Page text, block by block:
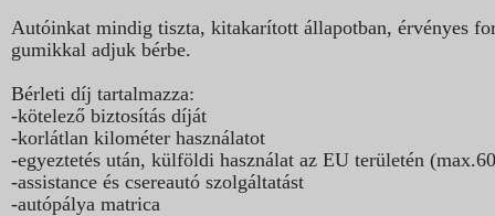
Autóinkat mindig tiszta, kitakarított állapotban, érvényes
gumikkal adjuk bérbe.
Bérleti díj tartalmazza:
-kötelező biztosítás díját
-korlátlan kilométer használatot
-egyeztetés után, külföldi használat az EU területén
-assistance és csereautó szolgáltatást
-autópálya matrica